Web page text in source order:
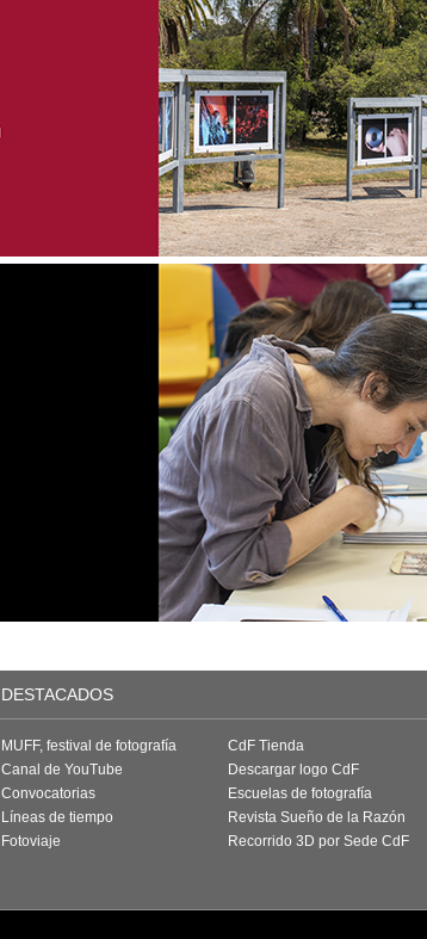
DESTACADOS
MUFF, festival de fotografía
Canal de YouTube
Convocatorias
Líneas de tiempo
Fotoviaje
CdF Tienda
Descargar logo CdF
Escuelas de fotografía
Revista Sueño de la Razón
Recorrido 3D por Sede CdF